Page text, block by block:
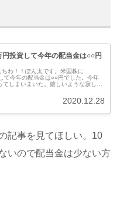
投資して今年の配当金は○○円
わ！！ぽん太です。米国株に
て今年の配当金は○○円でした。今年
てしまいまいた。嬉しいような寂しい
2020.12.28
記事を見てほしい。10
いので配当金は少ない方